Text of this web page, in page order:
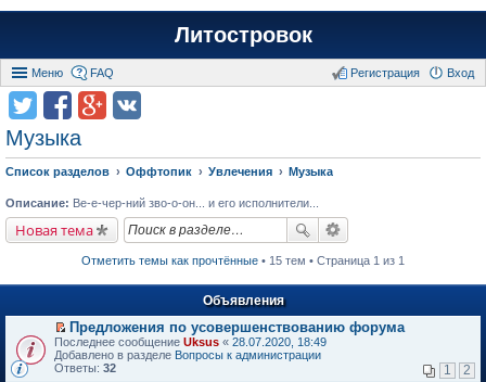
Литостровок
Меню FAQ Вход
Регистрация
Музыка
Список разделов Оффтопик Увлечения Музыка
Описание: Ве-е-чер-ний зво-о-он... и его исполнители...
Новая тема
Отметить темы как прочтённые • 15 тем • Страница 1 из 1
Объявления
П
е
р
Предложения по усовершенствованию форума
Последнее сообщение Uksus « 28.07.2020, 18:49
Добавлено в разделе Вопросы к администрации
Ответы: 32 1 2